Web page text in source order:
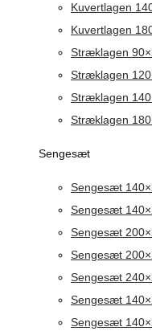
Kuvertlagen
Kuvertlagen
Stræklagen
Stræklagen
Stræklagen
Stræklagen
Sengesæt
Sengesæt
Sengesæt
Sengesæt
Sengesæt
Sengesæt
Sengesæt
Sengesæt